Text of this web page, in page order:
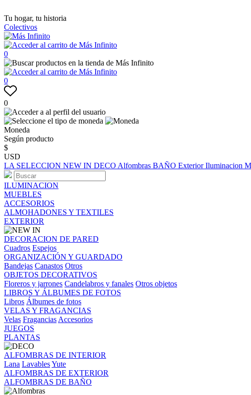
Tu hogar, tu historia
Colectivos
0
0
0
Moneda
Según producto
$
USD
LA SELECCION NEW IN DECO Alfombras BAÑO ExteriorIluminacion
ILUMINACION
MUEBLES
ACCESORIOS
ALMOHADONES Y TEXTILES
EXTERIOR
DECORACION DE PARED
Cuadros Espejos
ORGANIZACIÓN Y GUARDADO
Bandejas Canastos Otros
OBJETOS DECORATIVOS
Floreros y jarrones Candelabros y fanales Otros objetos
LIBROS Y ÁLBUMES DE FOTOS
Libros Álbumes de fotos
VELAS Y FRAGANCIAS
Velas Fragancias Accesorios
JUEGOS
PLANTAS
ALFOMBRAS DE INTERIOR
Lana LavablesYute
ALFOMBRAS DE EXTERIOR
ALFOMBRAS DE BAÑO